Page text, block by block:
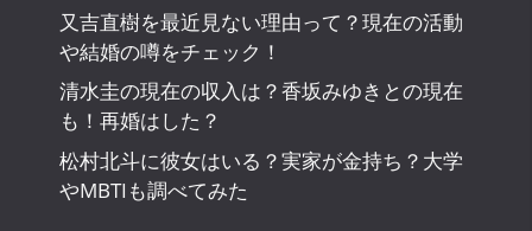
又吉直樹を最近見ない理由って？現在の活動
や結婚の噂をチェック！
清水圭の現在の収入は？香坂みゆきとの現在
も！再婚はした？
松村北斗に彼女はいる？実家が金持ち？大学
やMBTIも調べてみた